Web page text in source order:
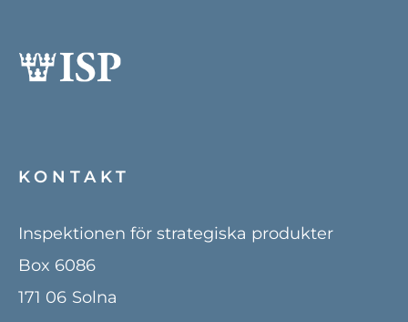
KONTAKT
Inspektionen för strategiska produkter
Box 6086
171 06 Solna